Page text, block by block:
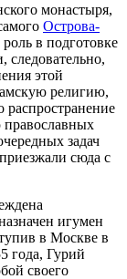
монастыря,
Острова-
в подготовке
следовательно,
этой
религию,
распространение
православных
задач
сюда с
игумен
в Москве в
года, Гурий
своего